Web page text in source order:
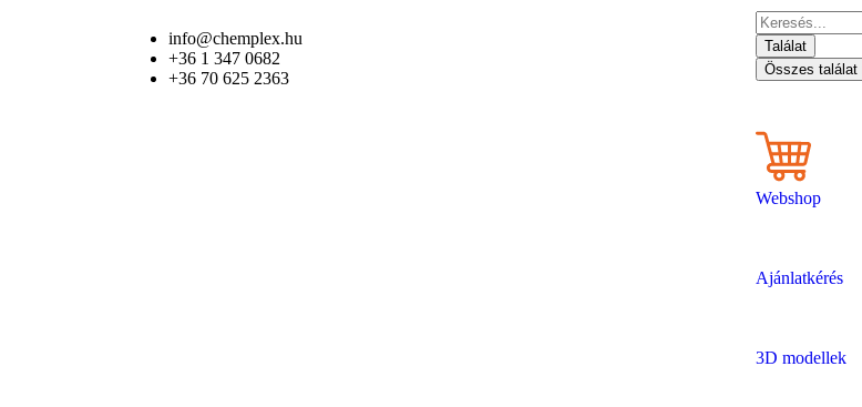
info@chemplex.hu
+36 1 347 0682
+36 70 625 2363
Találat
Összes találat
Webshop
Ajánlatkérés
3D modellek